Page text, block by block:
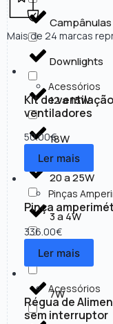
Campânulas
Downlights
12 a 15W
18W
20 a 25W
3 a 4W
30 a 50W
7W
Mais de 24 marcas
Acessórios
Kit de
ventiladores
50.00€
Ler mais
Pinças
Pinça
336.00€
Ler mais
Acessórios
Régua de
sem interruptor